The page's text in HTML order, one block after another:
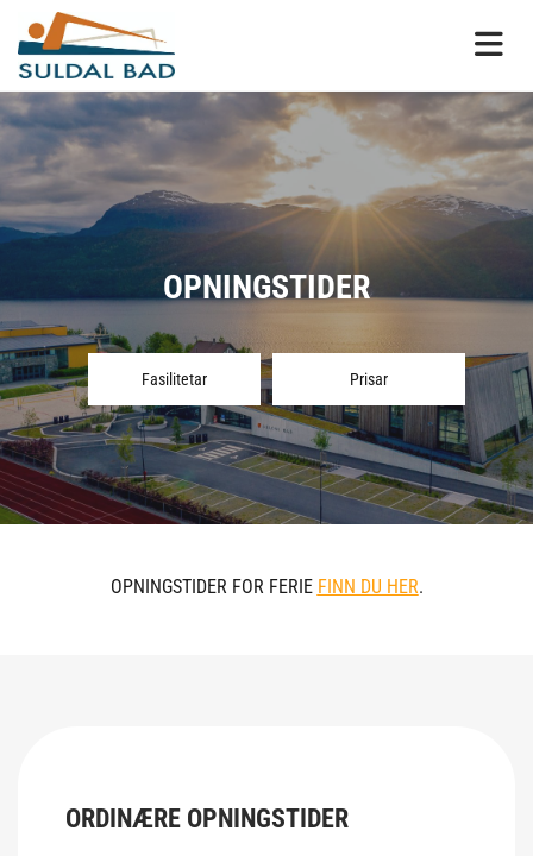
OPNINGSTIDER
Fasilitetar Prisar
OPNINGSTIDER FOR FERIE FINN DU HER.
ORDINÆRE OPNINGSTIDER